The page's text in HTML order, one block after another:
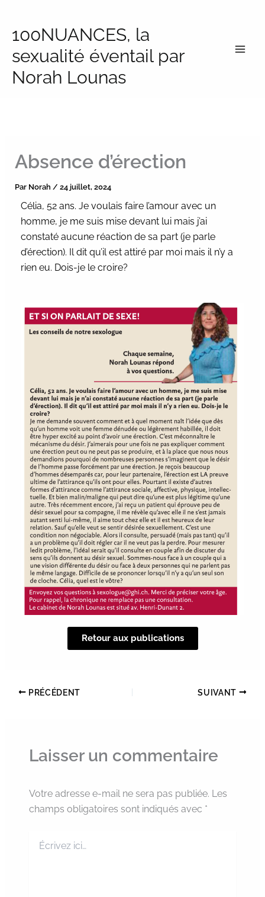
contenu
100NUANCES, la
sexualité éventail par
Norah Lounas
Absence d’érection
Par Norah / 24 juillet, 2024
Célia, 52 ans. Je voulais faire l’amour avec un
homme, je me suis mise devant lui mais j’ai
constaté aucune réaction de sa part (je parle
d’érection). Il dit qu’il est attiré par moi mais il n’y a
rien eu. Dois-je le croire?
Retour aux publications
PRÉCÉDENT SUIVANT
Laisser un commentaire
Votre adresse e-mail ne sera pas publiée. Les
champs obligatoires sont indiqués avec *
ici…